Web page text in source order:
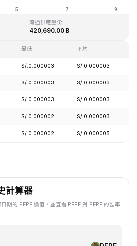
S/.0.000000
流通供應量
420,690.00 B
最低 平均
S/.0.000003 S/.0.000003
S/.0.000003 S/.0.000003
S/.0.000003 S/.0.000003
S/.0.000002 S/.0.000003
S/.0.000002 S/.0.000005
計算器
期的 PEPE 價值，並查看 PEPE 對 PEPE 的匯率